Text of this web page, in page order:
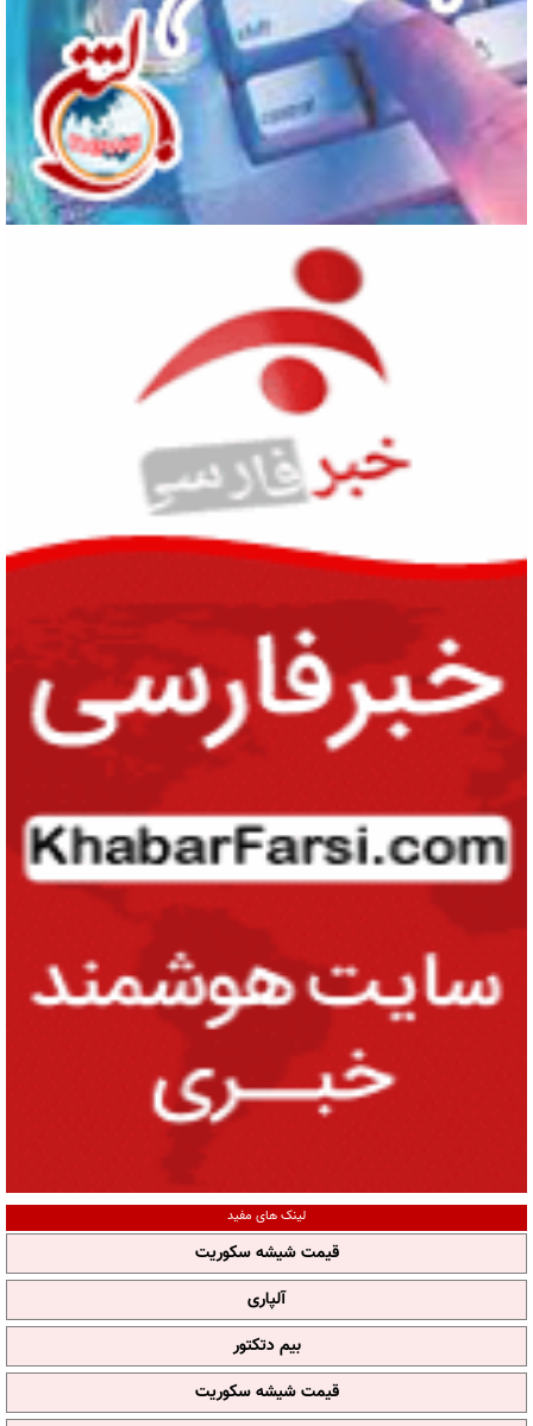
لینک های مفید
قیمت شیشه سکوریت
آلپاری
بیم دتکتور
قیمت شیشه سکوریت